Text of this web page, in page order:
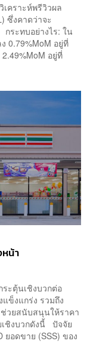
เคราะห์พรีวิวผล
ซึ่งคาดว่าจะ
ระทบอย่างไร: ใน
0.79%MoM อยู่ที่
อยู่ที่
น้า
ะตุ้นเชิงบวกต่อ
ข็งแกร่ง รวมถึง
วยสนับสนุนให้ราคา
ชิงบวกดังนี้ ปัจจัย
ยอดขาย (SSS) ของ